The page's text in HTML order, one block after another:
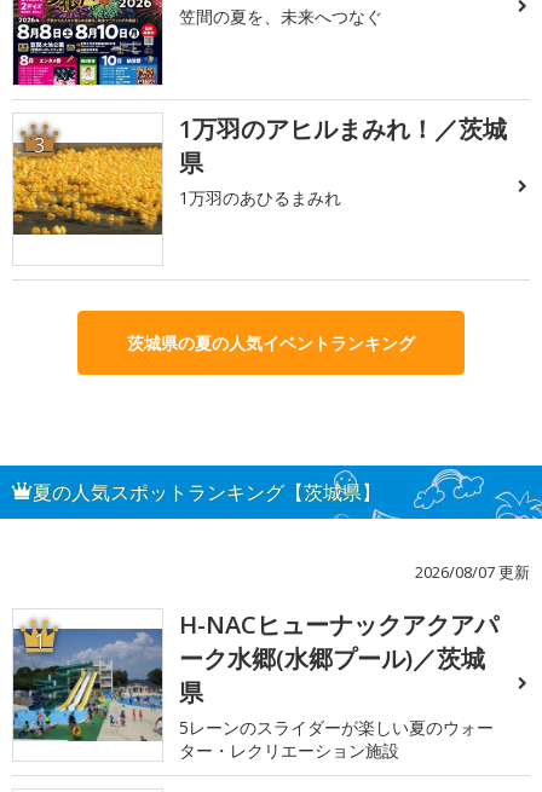
笠間の夏を、未来へつなぐ
3
1万羽のアヒルまみれ！／茨城
県
1万羽のあひるまみれ
茨城県の夏の人気イベントランキング
夏の人気スポットランキング【茨城県】
2026/08/07 更新
1
H-NACヒューナックアクアパ
ーク水郷(水郷プール)／茨城
県
5レーンのスライダーが楽しい夏のウォー
ター・レクリエーション施設